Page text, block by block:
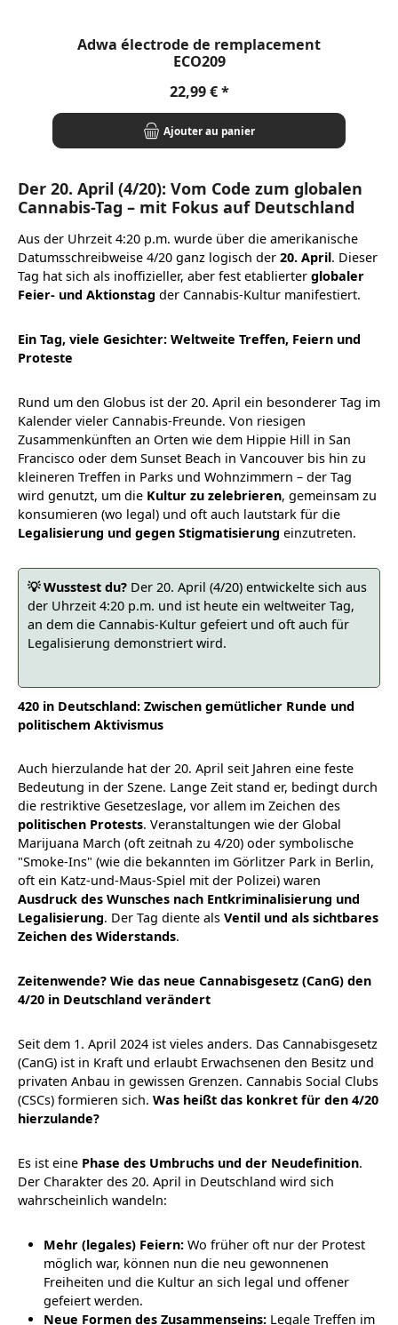
Adwa électrode de remplacement
ECO209
Prix régulier :
22,99 €
Ajouter au panier
Der 20. April (4/20): Vom Code zum globalen
Cannabis-Tag – mit Fokus auf Deutschland
Aus der Uhrzeit 4:20 p.m. wurde über die amerikanische
Datumsschreibweise 4/20 ganz logisch der 20. April. Dieser
Tag hat sich als inoffizieller, aber fest etablierter globaler
Feier- und Aktionstag der Cannabis-Kultur manifestiert.
Ein Tag, viele Gesichter: Weltweite Treffen, Feiern und
Proteste
Rund um den Globus ist der 20. April ein besonderer Tag im
Kalender vieler Cannabis-Freunde. Von riesigen
Zusammenkünften an Orten wie dem Hippie Hill in San
Francisco oder dem Sunset Beach in Vancouver bis hin zu
kleineren Treffen in Parks und Wohnzimmern – der Tag
wird genutzt, um die Kultur zu zelebrieren, gemeinsam zu
konsumieren (wo legal) und oft auch lautstark für die
Legalisierung und gegen Stigmatisierung einzutreten.
💡 Wusstest du? Der 20. April (4/20) entwickelte sich aus
der Uhrzeit 4:20 p.m. und ist heute ein weltweiter Tag,
an dem die Cannabis-Kultur gefeiert und oft auch für
Legalisierung demonstriert wird.
420 in Deutschland: Zwischen gemütlicher Runde und
politischem Aktivismus
Auch hierzulande hat der 20. April seit Jahren eine feste
Bedeutung in der Szene. Lange Zeit stand er, bedingt durch
die restriktive Gesetzeslage, vor allem im Zeichen des
politischen Protests. Veranstaltungen wie der Global
Marijuana March (oft zeitnah zu 4/20) oder symbolische
"Smoke-Ins" (wie die bekannten im Görlitzer Park in Berlin,
oft ein Katz-und-Maus-Spiel mit der Polizei) waren
Ausdruck des Wunsches nach Entkriminalisierung und
Legalisierung. Der Tag diente als Ventil und als sichtbares
Zeichen des Widerstands.
Zeitenwende? Wie das neue Cannabisgesetz (CanG) den
4/20 in Deutschland verändert
Seit dem 1. April 2024 ist vieles anders. Das Cannabisgesetz
(CanG) ist in Kraft und erlaubt Erwachsenen den Besitz und
privaten Anbau in gewissen Grenzen. Cannabis Social Clubs
(CSCs) formieren sich. Was heißt das konkret für den 4/20
hierzulande?
Es ist eine Phase des Umbruchs und der Neudefinition.
Der Charakter des 20. April in Deutschland wird sich
wahrscheinlich wandeln:
Mehr (legales) Feiern:Wo früher oft nur der Protest
möglich war, können nun die neu gewonnenen
Freiheiten und die Kultur an sich legal und offener
gefeiert werden.
Neue Formen des Zusammenseins:Legale Treffen im